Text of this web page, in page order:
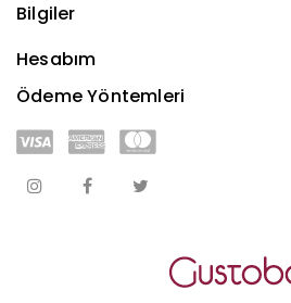
Bilgiler
Hesabım
Ödeme Yöntemleri